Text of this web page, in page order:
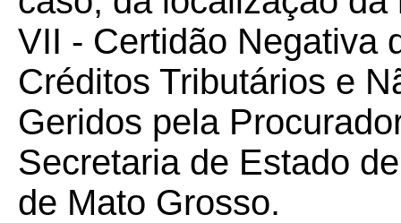
VII - Certidão Negativa
Créditos Tributários e
Geridos pela
Secretaria de Estado
de Mato Grosso.